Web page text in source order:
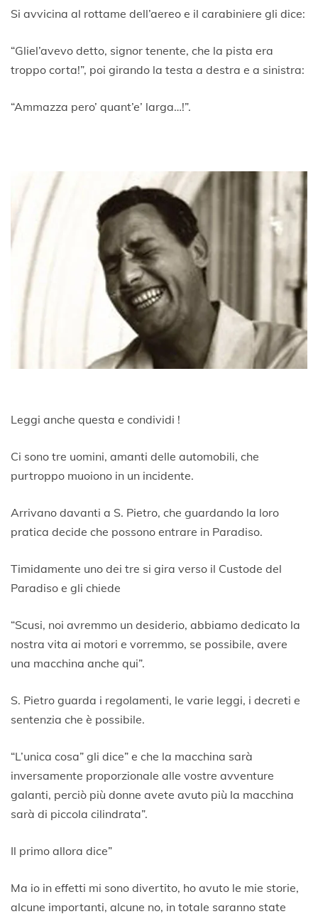
Si avvicina al rottame dell’aereo e il carabiniere gli dice:
“Gliel’avevo detto, signor tenente, che la pista era
troppo corta!”, poi girando la testa a destra e a sinistra:
“Ammazza pero’ quant’e’ larga…!”.
Leggi anche questa e condividi !
Ci sono tre uomini, amanti delle automobili, che
purtroppo muoiono in un incidente.
Arrivano davanti a S. Pietro, che guardando la loro
pratica decide che possono entrare in Paradiso.
Timidamente uno dei tre si gira verso il Custode del
Paradiso e gli chiede
“Scusi, noi avremmo un desiderio, abbiamo dedicato la
nostra vita ai motori e vorremmo, se possibile, avere
una macchina anche qui”.
S. Pietro guarda i regolamenti, le varie leggi, i decreti e
sentenzia che è possibile.
“L’unica cosa” gli dice” e che la macchina sarà
inversamente proporzionale alle vostre avventure
galanti, perciò più donne avete avuto più la macchina
sarà di piccola cilindrata”.
Il primo allora dice”
Ma io in effetti mi sono divertito, ho avuto le mie storie,
alcune importanti, alcune no, in totale saranno state